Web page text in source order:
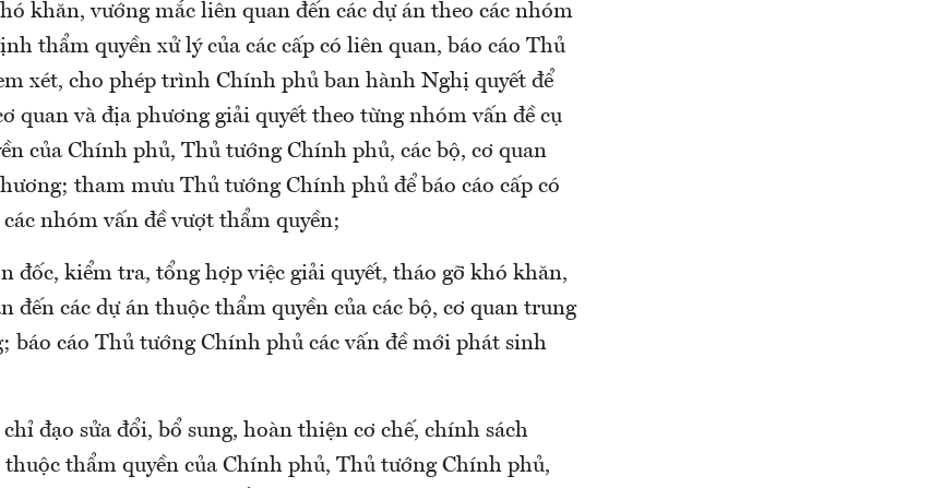
khăn, vướng mắc liên quan đến các dự án theo các nhóm
thẩm quyền xử lý của các cấp có liên quan, báo cáo Thủ
xét, cho phép trình Chính phủ ban hành Nghị quyết để
quan và địa phương giải quyết theo từng nhóm vấn đề cụ
của Chính phủ, Thủ tướng Chính phủ, các bộ, cơ quan
tham mưu Thủ tướng Chính phủ để báo cáo cấp có
nhóm vấn đề vượt thẩm quyền;
đốc, kiểm tra, tổng hợp việc giải quyết, tháo gỡ khó khăn,
đến các dự án thuộc thẩm quyền của các bộ, cơ quan trung
báo cáo Thủ tướng Chính phủ các vấn đề mới phát sinh
chỉ đạo sửa đổi, bổ sung, hoàn thiện cơ chế, chính sách
thẩm quyền của Chính phủ, Thủ tướng Chính phủ,